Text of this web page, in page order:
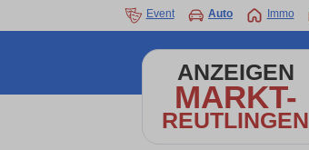
Event Auto Immo
ANZEIGEN
MARKT-
REUTLINGEN